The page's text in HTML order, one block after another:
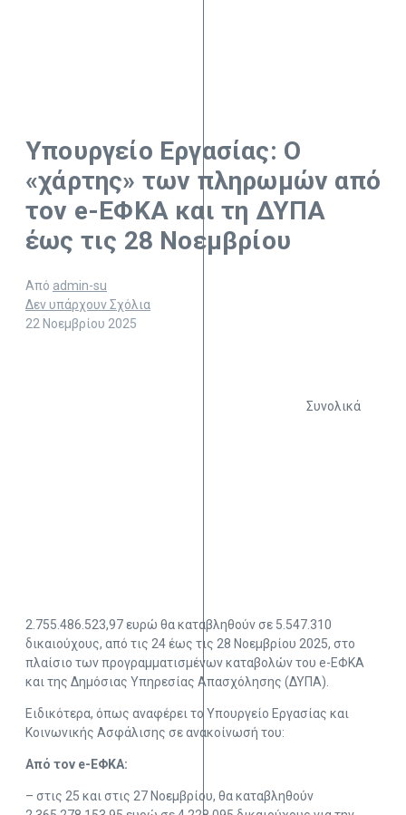
Υπουργείο Εργασίας: Ο
«χάρτης» των πληρωμών από
τον e-ΕΦΚΑ και τη ΔΥΠΑ
έως τις 28 Νοεμβρίου
Από admin-su
Δεν υπάρχουν Σχόλια
22 Νοεμβρίου 2025
Συνολικά
2.755.486.523,97 ευρώ θα καταβληθούν σε 5.547.310
δικαιούχους, από τις 24 έως τις 28 Νοεμβρίου 2025, στο
πλαίσιο των προγραμματισμένων καταβολών του e-ΕΦΚΑ
και της Δημόσιας Υπηρεσίας Απασχόλησης (ΔΥΠΑ).
Ειδικότερα, όπως αναφέρει το Υπουργείο Εργασίας και
Κοινωνικής Ασφάλισης σε ανακοίνωσή του:
Από τον e-ΕΦΚΑ:
– στις 25 και στις 27 Νοεμβρίου, θα καταβληθούν